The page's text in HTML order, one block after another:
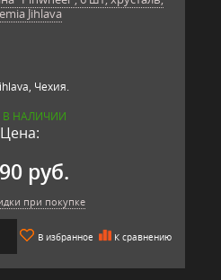
Jihlava
Чехия.
В НАЛИЧИИ
Цена:
руб.
при покупке
В избранное К сравнению